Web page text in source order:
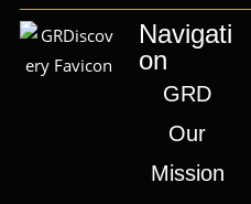
Navigati
on
GRD
Our
Mission